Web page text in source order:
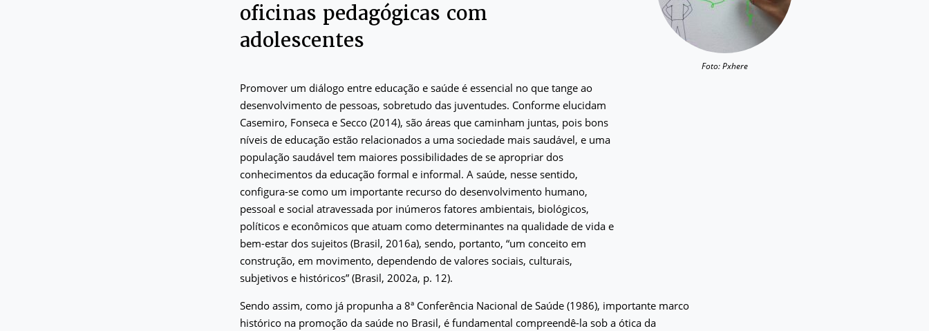
Foto: Pxhere
oficinas pedagógicas com
adolescentes
Promover um diálogo entre educação e saúde é essencial no que tange ao
desenvolvimento de pessoas, sobretudo das juventudes. Conforme elucidam
Casemiro, Fonseca e Secco (2014), são áreas que caminham juntas, pois bons
níveis de educação estão relacionados a uma sociedade mais saudável, e uma
população saudável tem maiores possibilidades de se apropriar dos
conhecimentos da educação formal e informal. A saúde, nesse sentido,
configura-se como um importante recurso do desenvolvimento humano,
pessoal e social atravessada por inúmeros fatores ambientais, biológicos,
políticos e econômicos que atuam como determinantes na qualidade de vida e
bem-estar dos sujeitos (Brasil, 2016a), sendo, portanto, “um conceito em
construção, em movimento, dependendo de valores sociais, culturais,
subjetivos e históricos” (Brasil, 2002a, p. 12).
Sendo assim, como já propunha a 8ª Conferência Nacional de Saúde (1986), importante marco
histórico na promoção da saúde no Brasil, é fundamental compreendê-la sob a ótica da